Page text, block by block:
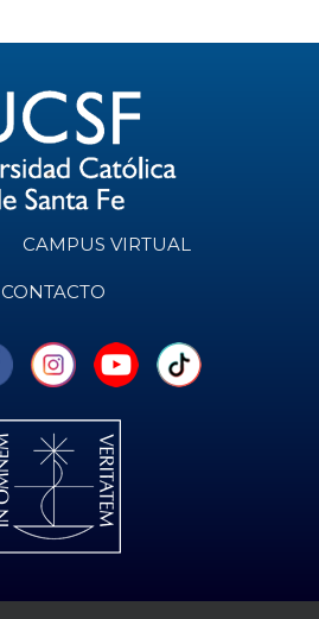
CAMPUS VIRTUAL
CONTACTO